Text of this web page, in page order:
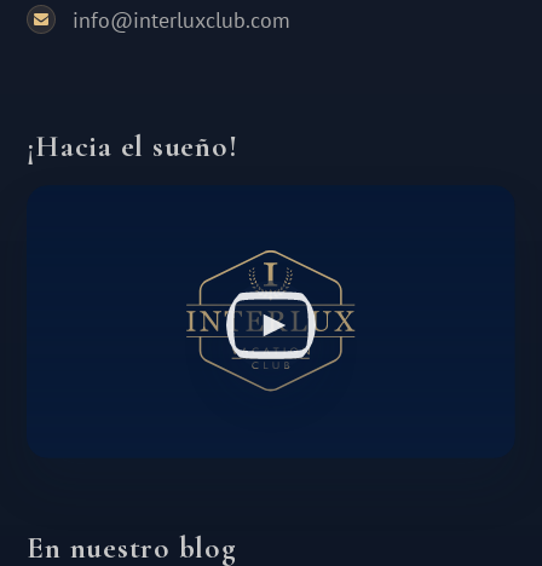
info@interluxclub.com
¡Hacia el sueño!
En nuestro blog